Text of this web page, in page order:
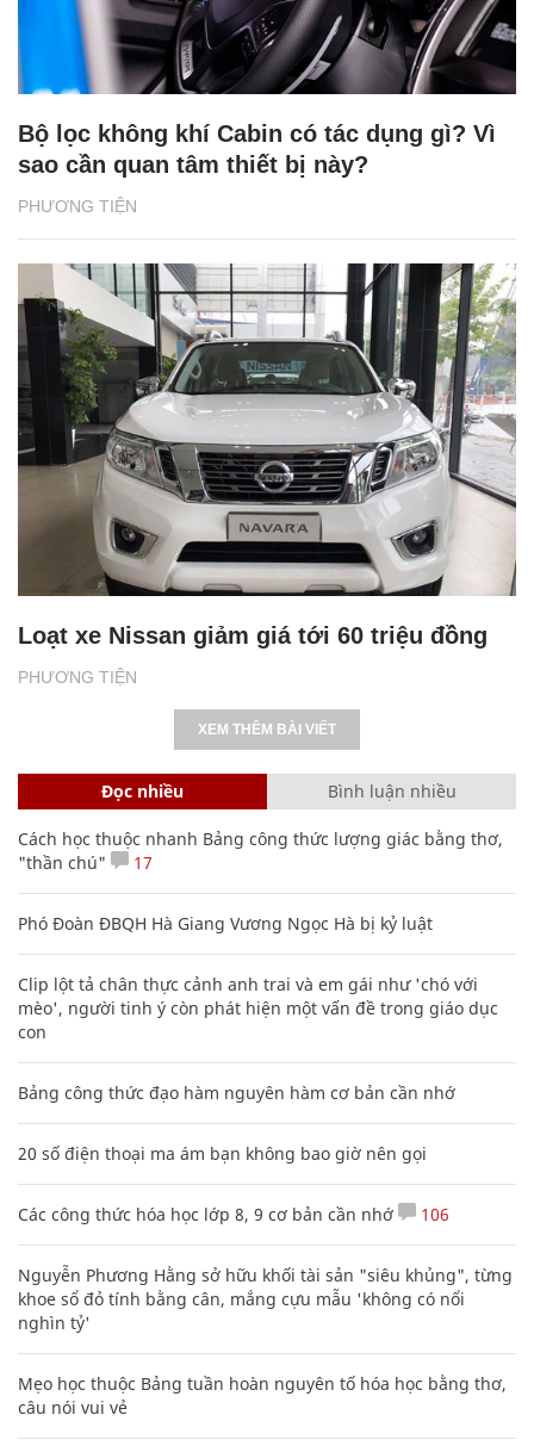
PHƯƠNG TIỆN
Bộ lọc không khí Cabin có tác dụng gì? Vì
sao cần quan tâm thiết bị này?
PHƯƠNG TIỆN
Loạt xe Nissan giảm giá tới 60 triệu đồng
XEM THÊM BÀI VIẾT
Đọc nhiều Bình luận nhiều
Cách học thuộc nhanh Bảng công thức lượng giác bằng thơ,
"thần chú"
17
Phó Đoàn ĐBQH Hà Giang Vương Ngọc Hà bị kỷ luật
Clip lột tả chân thực cảnh anh trai và em gái như 'chó với
mèo', người tinh ý còn phát hiện một vấn đề trong giáo dục
con
Bảng công thức đạo hàm nguyên hàm cơ bản cần nhớ
20 số điện thoại ma ám bạn không bao giờ nên gọi
Các công thức hóa học lớp 8, 9 cơ bản cần nhớ 106
Nguyễn Phương Hằng sở hữu khối tài sản "siêu khủng", từng
khoe sổ đỏ tính bằng cân, mắng cựu mẫu 'không có nổi
nghìn tỷ'
Mẹo học thuộc Bảng tuần hoàn nguyên tố hóa học bằng thơ,
câu nói vui vẻ